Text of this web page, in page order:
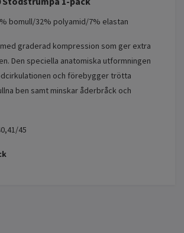
bomull/32% polyamid/7% elastan
graderad kompression som ger extra
Den speciella anatomiska utformningen
och förebygger trötta
ben samt minskar åderbråck och
45